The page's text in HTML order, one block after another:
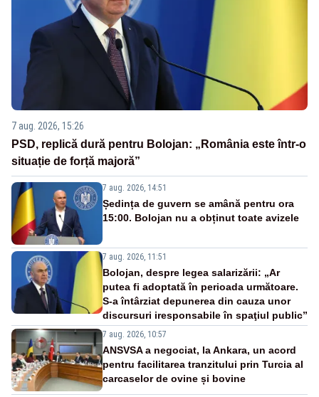
7 aug. 2026, 15:26
PSD, replică dură pentru Bolojan: „România este într-o
situație de forță majoră”
7 aug. 2026, 14:51
Ședința de guvern se amână pentru ora
15:00. Bolojan nu a obținut toate avizele
7 aug. 2026, 11:51
Bolojan, despre legea salarizării: „Ar
putea fi adoptată în perioada următoare.
S-a întârziat depunerea din cauza unor
discursuri iresponsabile în spaţiul public”
7 aug. 2026, 10:57
ANSVSA a negociat, la Ankara, un acord
pentru facilitarea tranzitului prin Turcia al
carcaselor de ovine și bovine